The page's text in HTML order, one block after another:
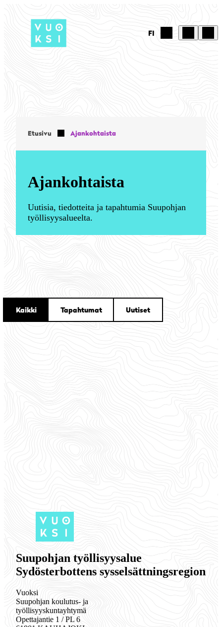
FI
Etusivu Ajankohtaista
Ajankohtaista
Uutisia, tiedotteita ja tapahtumia Suupohjan
työllisyysalueelta.
Kaikki Tapahtumat Uutiset
Suupohjan työllisyysalue
Sydösterbottens sysselsättningsregion
Vuoksi
Suupohjan koulutus- ja
työllisyyskuntayhtymä
Opettajantie 1 / PL 6